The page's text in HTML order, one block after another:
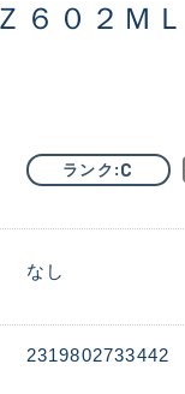
６０２ＭＬ
ランク C
なし
2319802733442